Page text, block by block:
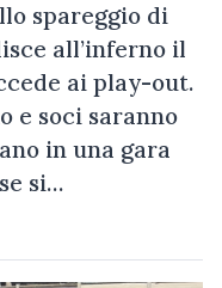
spareggio di
all’inferno il
ai play-out.
e soci saranno
in una gara
si…